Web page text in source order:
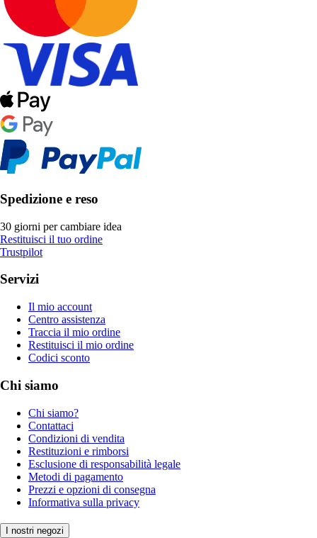
Spedizione e reso
30 giorni per cambiare idea
Restituisci il tuo ordine
Trustpilot
Servizi
Il mio account
Centro assistenza
Traccia il mio ordine
Restituisci il mio ordine
Codici sconto
Chi siamo
Chi siamo?
Contattaci
Condizioni di vendita
Restituzioni e rimborsi
Esclusione di responsabilità legale
Metodi di pagamento
Prezzi e opzioni di consegna
Informativa sulla privacy
I nostri negozi